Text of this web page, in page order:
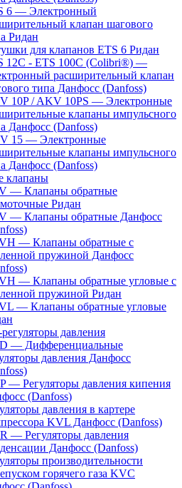
6 — Электронный
клапан шагового
Ридан
для клапанов ETS 6 Ридан
12C - ETS 100C (Colibri®) —
расширительный клапан
типа Данфосс (Danfoss)
10P / AKV 10PS — Электронные
клапаны импульсного
Данфосс (Danfoss)
15 — Электронные
клапаны импульсного
Данфосс (Danfoss)
клапаны
— Клапаны обратные
Ридан
— Клапаны обратные Данфосс
— Клапаны обратные с
пружиной Данфосс
— Клапаны обратные угловые с
пружиной Ридан
— Клапаны обратные угловые
давления
— Дифференциальные
давления Данфосс
— Регуляторы давления кипения
(Danfoss)
давления в картере
KVL Данфосс (Danfoss)
— Регуляторы давления
Данфосс (Danfoss)
производительности
горячего газа KVC